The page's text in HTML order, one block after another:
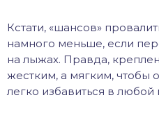
Кстати, «шансов»
намного меньше, если
на лыжах. Правда,
жестким, а мягким,
легко избавиться в любой